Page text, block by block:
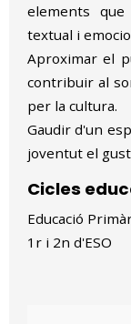
elements que
textual i
Aproximar el
contribuir al
per la cultura.
Gaudir d'un
joventut el
Cicles
Educació
1r i 2n d'ESO